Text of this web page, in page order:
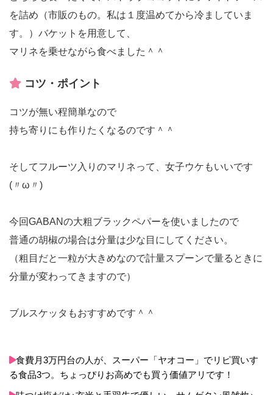
を詰め（市販のもの。私は１度温めてから冷ましていま
す。）バケットを用意して、
マリネを乗せながら食べました＾＾
コツ・ポイント
コツが無い程簡単なので
持ち寄りにも作りたくなるのです＾＾
そしてフルーツ入りのマリネって、女子ウケもいいです
(〃ω〃)
今回GABANの大粗ブラックペパーを使いましたので
普通の胡椒の場合は分量は少な目にしてください。
（粗目だと一粒が大きめなので計量スプーンで量るときに
分量が変わってきますので）
ブルスケッタもおすすめです＾＾
食費月3万円台の人が、スーパー「ヤオコー」でリピ買いす
る食品3つ。ちょっぴりお高めでも買う価値アリです！